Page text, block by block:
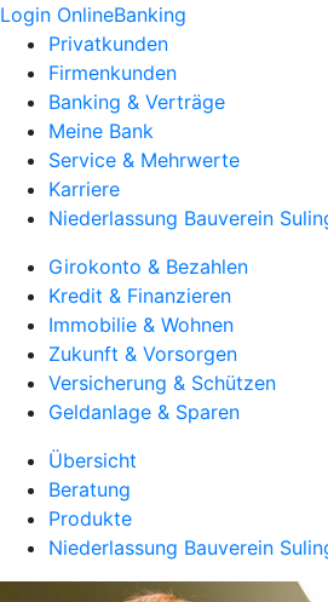
Login OnlineBanking
Privatkunden
Firmenkunden
Banking & Verträge
Meine Bank
Service & Mehrwerte
Karriere
Niederlassung Bauverein
Girokonto & Bezahlen
Kredit & Finanzieren
Immobilie & Wohnen
Zukunft & Vorsorgen
Versicherung & Schützen
Geldanlage & Sparen
Übersicht
Beratung
Produkte
Niederlassung Bauverein